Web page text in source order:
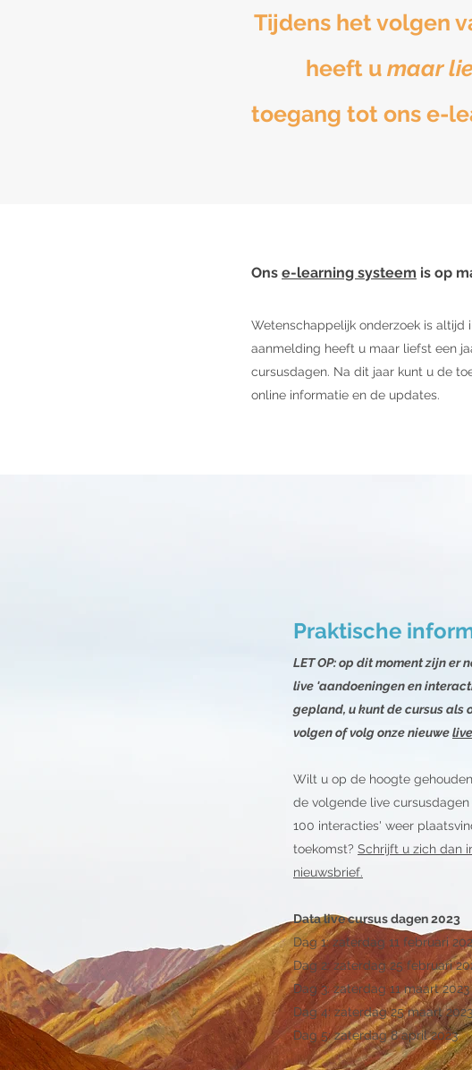
Tijdens het volgen
heeft u maar
toegang tot ons e-
Ons e-learning systeem is op
Wetenschappelijk onderzoek is altijd
aanmelding heeft u maar liefst een
cursusdagen. Na dit jaar kunt u de
online informatie en de updates.
Praktische
LET OP: op dit moment zijn er
live 'aandoeningen en
gepland, u kunt de cursus als
volgen of volg onze nieuwe
Wilt u op de hoogte
de volgende live
100 interacties' weer
toekomst? Schrijft u zich dan
nieuwsbrief.
Data live cursus dagen 2023
Dag 1: zaterdag 11 februari
Dag 2: zaterdag 25 februari
Dag 3: zaterdag 11 maart 2023
Dag 4: zaterdag 25maart 2023
Dag 5: zaterdag 8 april 2023